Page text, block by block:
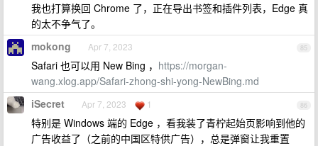
我也打算换回 Chrome 了，正在导出书签和插件列表，Edge 真
的太不争气了。
85
mokong Apr 7, 2023
Safari 也可以用 New Bing ， https://morgan-
wang.xlog.app/Safari-zhong-shi-yong-NewBing.md
86
iSecret Apr 7, 2023 1
特别是 Windows 端的 Edge ，看我装了青柠起始页影响到他的
广告收益了（之前的中国区特供广告），总是弹窗让我重置